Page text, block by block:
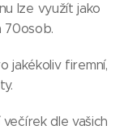
lze využít jako
70osob.
jakékoliv firemní,
dle vašich